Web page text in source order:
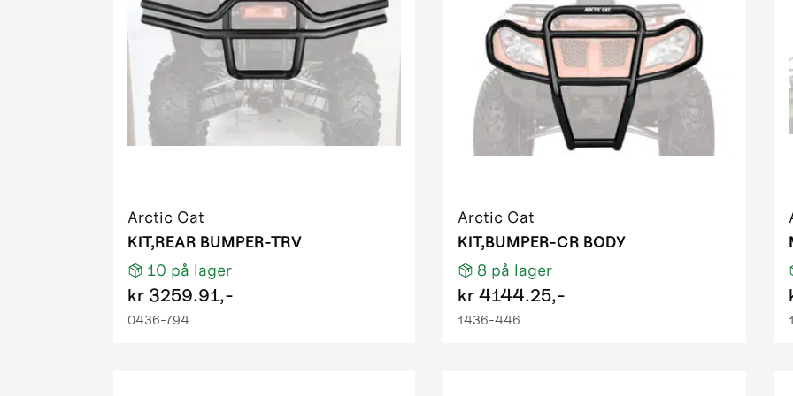
2011 550 H1 TRV PS EFT T3
2011 550 PS EFT IPM tungsten metallic
2011 550 TRV EFT LC IPM black 01
2011 550 TRV PS EFT cooper
2011 700 Diesel EFT green
2011 700 H1 FIS PS EFT T3 DESERT RED
2011 700 H1 FIS PS EFT T3 red
2011 700 PS EFT IPM desert red
2011 700 TRV PS EFT green metallic
2011 700 TRV RED light
2011 XC 450 EFT IPM black
Arctic Cat
KIT,REAR BUMPER-TRV
10 på lager
kr 3259.91,-
0436-794
Arctic Cat
KIT,BUMPER-CR BODY
8 på lager
kr4144.25,-
1436-446